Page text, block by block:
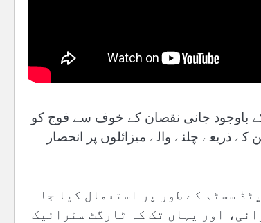
کے باوجود جانی نقصان کے خوف سے فوج کو
کے ذریعے چلنے والے میزائلوں پر انحصار
سسٹم کے طور پر استعمال کیا جا
اور یہاں تک کہ ٹارگٹ سٹرائیک